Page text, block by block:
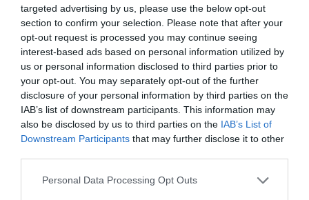
targeted advertising by us, please use the below opt-out
section to confirm your selection. Please note that after your
opt-out request is processed you may continue seeing
interest-based ads based on personal information utilized by
us or personal information disclosed to third parties prior to
your opt-out. You may separately opt-out of the further
disclosure of your personal information by third parties on the
IAB’s list of downstream participants. This information may
also be disclosed by us to third parties on the IAB’s List of
Downstream Participants that may further disclose it to other
Personal Data Processing Opt Outs
AfegirVIA Empresacom a font preferida de
Google de forma gratuïta
Estigues informat amb les últimes notícies d'actualitat
ACTIVAR ARA